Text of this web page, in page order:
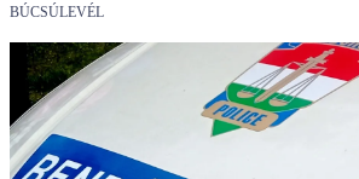
BÚCSÚLEVÉL